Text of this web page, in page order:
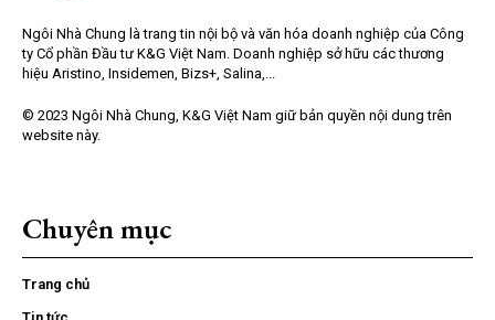
Ngôi Nhà Chung là trang tin nội bộ và văn hóa doanh nghiệp của Công
ty Cổ phần Đầu tư K&G Việt Nam. Doanh nghiệp sở hữu các thương
hiệu Aristino, Insidemen, Bizs+, Salina,...
© 2023 Ngôi Nhà Chung, K&G Việt Nam giữ bản quyền nội dung trên
website này.
Chuyên mục
Trang chủ